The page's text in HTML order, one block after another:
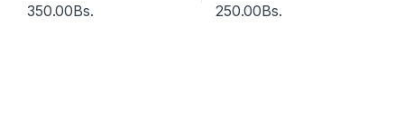
350.00Bs. 250.00Bs.